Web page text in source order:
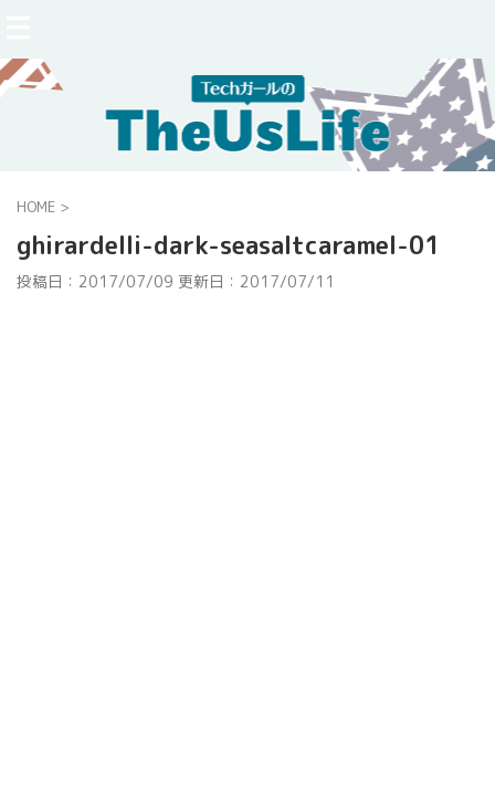
HOME >
ghirardelli-dark-seasaltcaramel-01
投稿日：2017/07/09 更新日： 2017/07/11